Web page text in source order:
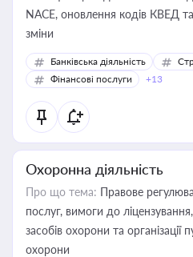
NACE, оновлення кодів КВЕД
зміни
Банківська діяльність
Фінансові послуги
+13
Охоронна діяльність
Про що тема: Правове
послуг, вимоги до
засобів охорони та організації
охорони